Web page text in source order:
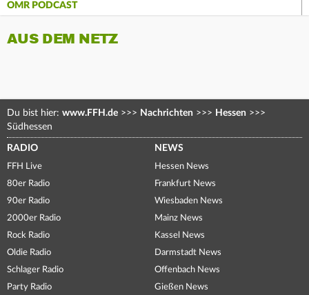
OMR PODCAST
AUS DEM NETZ
Du bist hier: www.FFH.de >>> Nachrichten >>> Hessen >>>
Südhessen
RADIO
FFH Live
80er Radio
90er Radio
2000er Radio
Rock Radio
Oldie Radio
Schlager Radio
Party Radio
NEWS
Hessen News
Frankfurt News
Wiesbaden News
Mainz News
Kassel News
Darmstadt News
Offenbach News
Gießen News